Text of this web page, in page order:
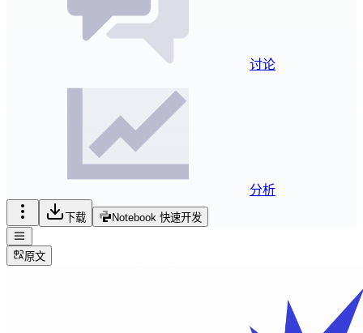
讨论
分析
下载 Notebook 快速开发
原文